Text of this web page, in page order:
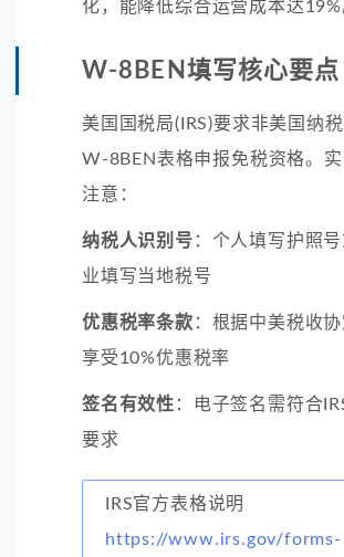
化，能降低综合运营成本达19%
W-8BEN填写核心要点
美国国税局(IRS)要求非美国纳
W-8BEN表格申报免税资格。
注意：
纳税人识别号 ：个人填写护照
业填写当地税号
优惠税率条款 ：根据中美税收协
享受10%优惠税率
签名有效性 ：电子签名需符合
要求
IRS官方表格说明
https://www.irs.gov/forms-